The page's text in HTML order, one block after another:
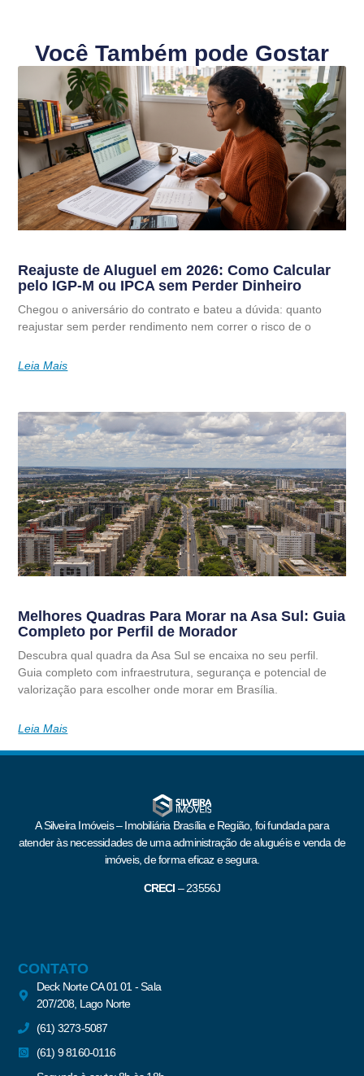
Você Também pode Gostar
Reajuste de Aluguel em 2026: Como Calcular
pelo IGP-M ou IPCA sem Perder Dinheiro
Chegou o aniversário do contrato e bateu a dúvida: quanto
reajustar sem perder rendimento nem correr o risco de o
Leia Mais
Melhores Quadras Para Morar na Asa Sul: Guia
Completo por Perfil de Morador
Descubra qual quadra da Asa Sul se encaixa no seu perfil.
Guia completo com infraestrutura, segurança e potencial de
valorização para escolher onde morar em Brasília.
Leia Mais
A Silveira Imóveis – Imobiliária Brasília e Região, foi fundada para
atender às necessidades de uma administração de aluguéis e venda de
imóveis, de forma eficaz e segura.
CRECI –23556J
CONTATO
Deck Norte CA 01 01 - Sala
207/208, Lago Norte
(61) 3273-5087
(61) 9 8160-0116